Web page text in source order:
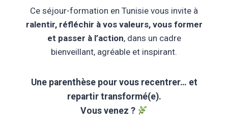
Ce séjour-formation en Tunisie vous invite à
ralentir, réfléchir à vos valeurs, vous former
et passer à l’action, dans un cadre
bienveillant, agréable et inspirant.
Une parenthèse pour vous recentrer… et
repartir transformé(e).
Vous venez ?